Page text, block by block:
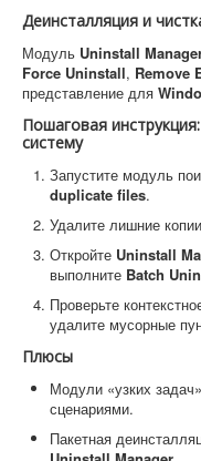
Деинсталляция и
Модуль Uninstall
Force Uninstall, Remove
представление для
Пошаговая
систему
Запустите модуль
duplicate files.
Удалите лишние
Откройте Uninstall
выполните Batch
Проверьте
удалите мусорные
Плюсы
Модули «узких
сценариями.
Пакетная